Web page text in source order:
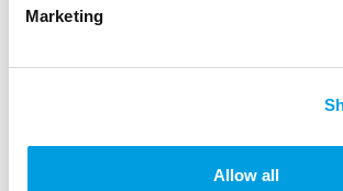
Marketing
Allow all
fognarie
Ministero degli Investimenti e dei
europei (Romania)